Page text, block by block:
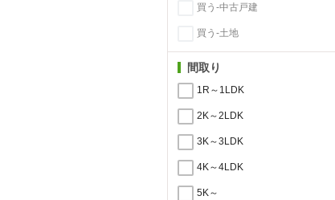
買う-中古戸建
買う-土地
間取り
1R～1LDK
2K～2LDK
3K～3LDK
4K～4LDK
5K～